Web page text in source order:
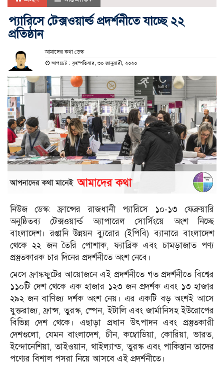
প্যারিসে টেক্সওয়ার্ল্ড প্রদর্শনীতে যাচ্ছে ২২
প্রতিষ্ঠান
আমাদের কথা ডেস্ক
আপডেট : বৃহস্পতিবার, ৩০ জানুয়ারী, ২০২০
নিউজ ডেস্ক: ফ্রান্সের রাজধানী প্যারিসে ১০-১৩ ফেব্রুয়ারি
অনুষ্ঠিতব্য টেক্সওয়ার্ল্ড অ্যাপারেল সোর্সিংয়ে অংশ নিচ্ছে
বাংলাদেশ। রপ্তানি উন্নয়ন ব্যুরোর (ইপিবি) ব্যানারে বাংলাদেশ
থেকে ২২ জন তৈরি পোশাক, ফ্যাব্রিক এবং চামড়াজাত পণ্য
প্রস্তুতকারক চার দিনের প্রদর্শনীতে অংশ নেবে।
মেসে ফ্রাঙ্কফুটের আয়োজনে এই প্রদর্শনীতে গত প্রদর্শনীতে বিশ্বের
১১০টি দেশ থেকে এক হাজার ১২৩ জন প্রদর্শক এবং ১৩ হাজার
২৯২ জন বাণিজ্য দর্শক অংশ নেয়। এর একটি বড় অংশই আসে
যুক্তরাজ্য, ফ্রান্স, তুরস্ক, স্পেন, ইটালি এবং জার্মানিসহ ইউরোপের
বিভিন্ন দেশ থেকে। এছাড়া প্রধান উৎপাদন এবং প্রস্তুতকারী
দেশগুলো, যেমন বাংলাদেশ, চীন, কম্বোডিয়া, কোরিয়া, ভারত,
ইন্দোনেশিয়া, তাইওয়ান, থাইল্যান্ড, তুরস্ক এবং পাকিস্তান তাদের
পণ্যের বিশাল পসরা নিয়ে আসবে এই প্রদর্শনীতে।